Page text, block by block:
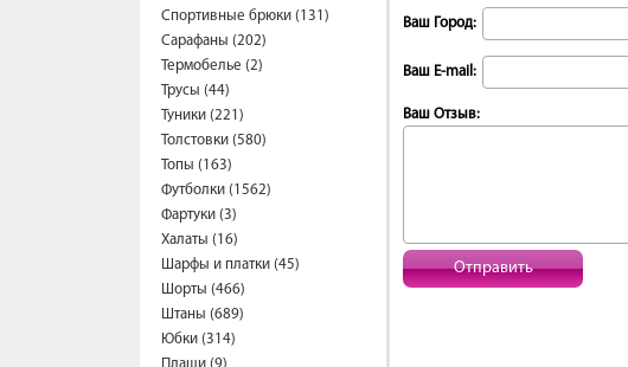
Спортивные брюки (131)
Сарафаны (202)
Термобелье (2)
Трусы (44)
Туники (221)
Толстовки (580)
Топы (163)
Футболки (1562)
Фартуки (3)
Халаты (16)
Шарфы и платки (45)
Шорты (466)
Штаны (689)
Юбки (314)
Ваш Город:
Ваш E-mail:
Ваш Отзыв:
Отправить